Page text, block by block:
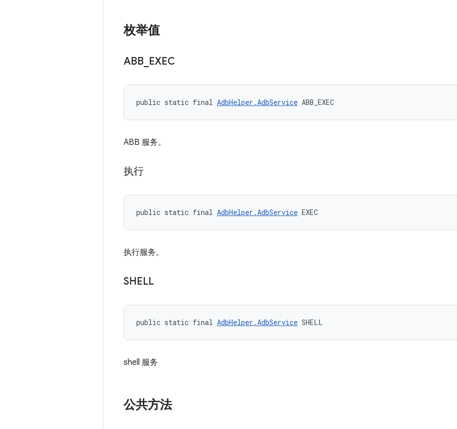
枚举值
ABB EXEC
public static final AdbHelper.AdbService ABB_EXEC
ABB 服务。
执行
public static final AdbHelper.AdbService EXEC
执行服务。
SHELL
public static final AdbHelper.AdbService SHELL
shell 服务
公共方法